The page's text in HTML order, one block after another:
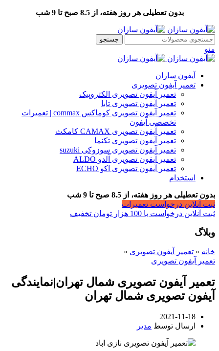
بدون تعطیلی هر روز هفته، از 8.5 صبح تا 9 شب
جستجو
منو
آیفون سازان
تعمیر آیفون تصویری
تعمیر آیفون تصویری الکتروپیک
تعمیر آیفون تصویری تابا
تعمیر آیفون تصویری کوماکس commax | تعمیرات
تخصصی آیفون
تعمیر آیفون تصویری CAMAX کامکث
تعمیر آیفون تصویری تکنما
تعمیر آیفون تصویری سوزوکی suzuki
تعمیر آیفون تصویری آلدو ALDO
تعمیر آیفون تصویری اکو ECHO
استخدام
بدون تعطیلی هر روز هفته، از 8.5 صبح تا 9 شب
ثبت آنلاین درخواست تعمیرات
ثبت آنلاین درخواست با 100 هزار تومان تخفیف
وبلاگ
خانه » تعمیر آیفون تصویری »
تعمیر آیفون تصویری
تعمیر آیفون تصویری شمال تهران|نمایندگی
آیفون تصویری شمال تهران
2021-11-18
ارسال توسط مدیر